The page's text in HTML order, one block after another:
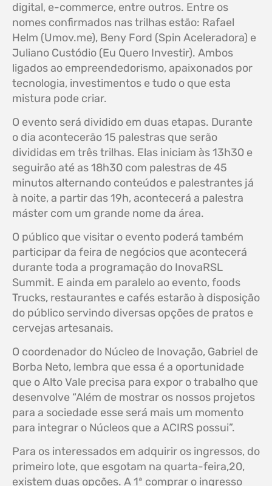
digital, e-commerce, entre outros. Entre os
nomes confirmados nas trilhas estão: Rafael
Helm (Umov.me), Beny Ford (Spin Aceleradora) e
Juliano Custódio (Eu Quero Investir). Ambos
ligados ao empreendedorismo, apaixonados por
tecnologia, investimentos e tudo o que esta
mistura pode criar.
O evento será dividido em duas etapas. Durante
o dia acontecerão 15 palestras que serão
divididas em três trilhas. Elas iniciam às 13h30 e
seguirão até as 18h30 com palestras de 45
minutos alternando conteúdos e palestrantes já
à noite, a partir das 19h, acontecerá a palestra
máster com um grande nome da área.
O público que visitar o evento poderá também
participar da feira de negócios que acontecerá
durante toda a programação do InovaRSL
Summit. E ainda em paralelo ao evento, foods
Trucks, restaurantes e cafés estarão à disposição
do público servindo diversas opções de pratos e
cervejas artesanais.
O coordenador do Núcleo de Inovação, Gabriel de
Borba Neto, lembra que essa é a oportunidade
que o Alto Vale precisa para expor o trabalho que
desenvolve “Além de mostrar os nossos projetos
para a sociedade esse será mais um momento
para integrar o Núcleos que a ACIRS possui”.
Para os interessados em adquirir os ingressos, do
primeiro lote, que esgotam na quarta-feira,20,
existem duas opções. A 1ª comprar o ingresso